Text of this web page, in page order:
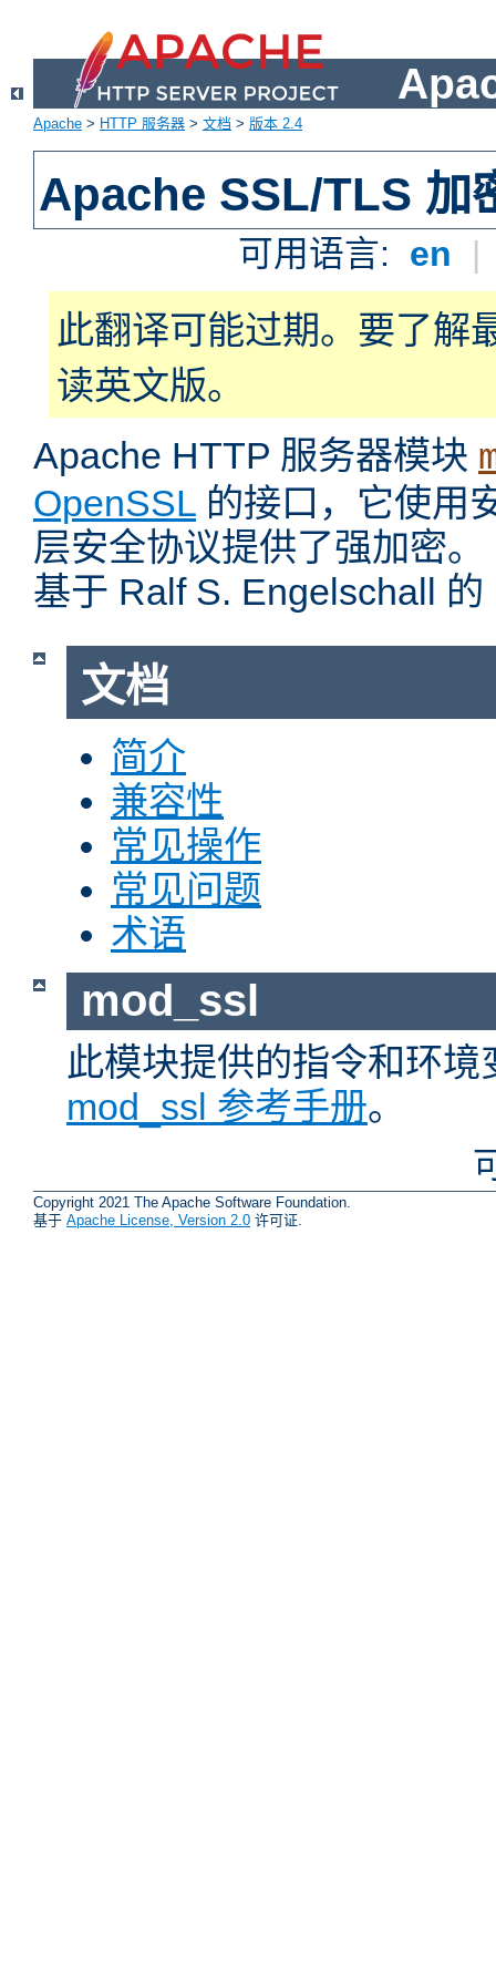
Apache > HTTP 服务器 > 文档 > 版本 2.4
Apache SSL/TLS 加
可用语言: en |
此翻译可能过期。要了解
读英文版。
Apache HTTP 服务器模块
OpenSSL 的接口，它使用
层安全协议提供了强加密
基于 Ralf S. Engelschall
文档
简介
兼容性
常见操作
常见问题
术语
mod_ssl
此模块提供的指令和环
mod_ssl 参考手册。
Copyright 2021 The Apache Software Foundation.
基于 Apache License, Version 2.0 许可证.